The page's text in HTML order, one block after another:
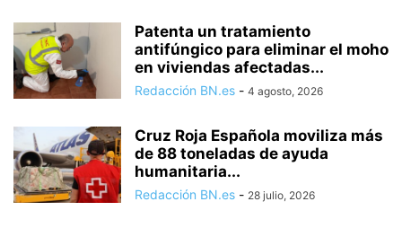
Patenta un tratamiento
antifúngico para eliminar el moho
en viviendas afectadas...
Redacción BN.es - 4 agosto, 2026
Cruz Roja Española moviliza más
de 88 toneladas de ayuda
humanitaria...
Redacción BN.es - 28 julio, 2026